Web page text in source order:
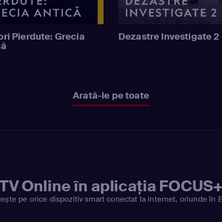
Pierdute: Grecia Dezastre Investigate 2
Arată-le pe toate
Online în aplicația
pe orice dispozitiv smart conectat la internet, oriunde în